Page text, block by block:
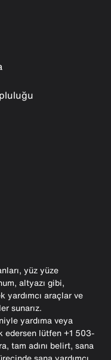
yüz yüze
altyazı gibi,
yardımcı araçlar ve
sunarız.
yardıma veya
edersen lütfen +1 503-
tam adını belirt, sana